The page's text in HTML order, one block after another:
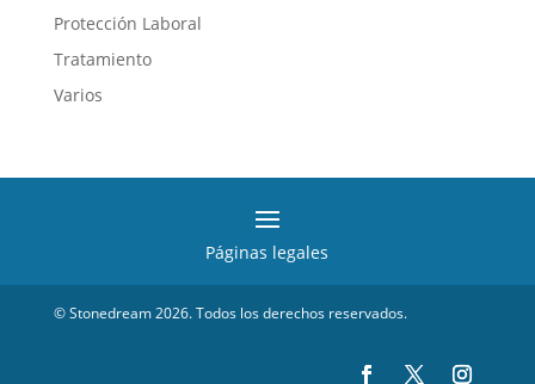
Protección Laboral
Tratamiento
Varios
Páginas legales
© Stonedream 2026. Todos los derechos reservados.